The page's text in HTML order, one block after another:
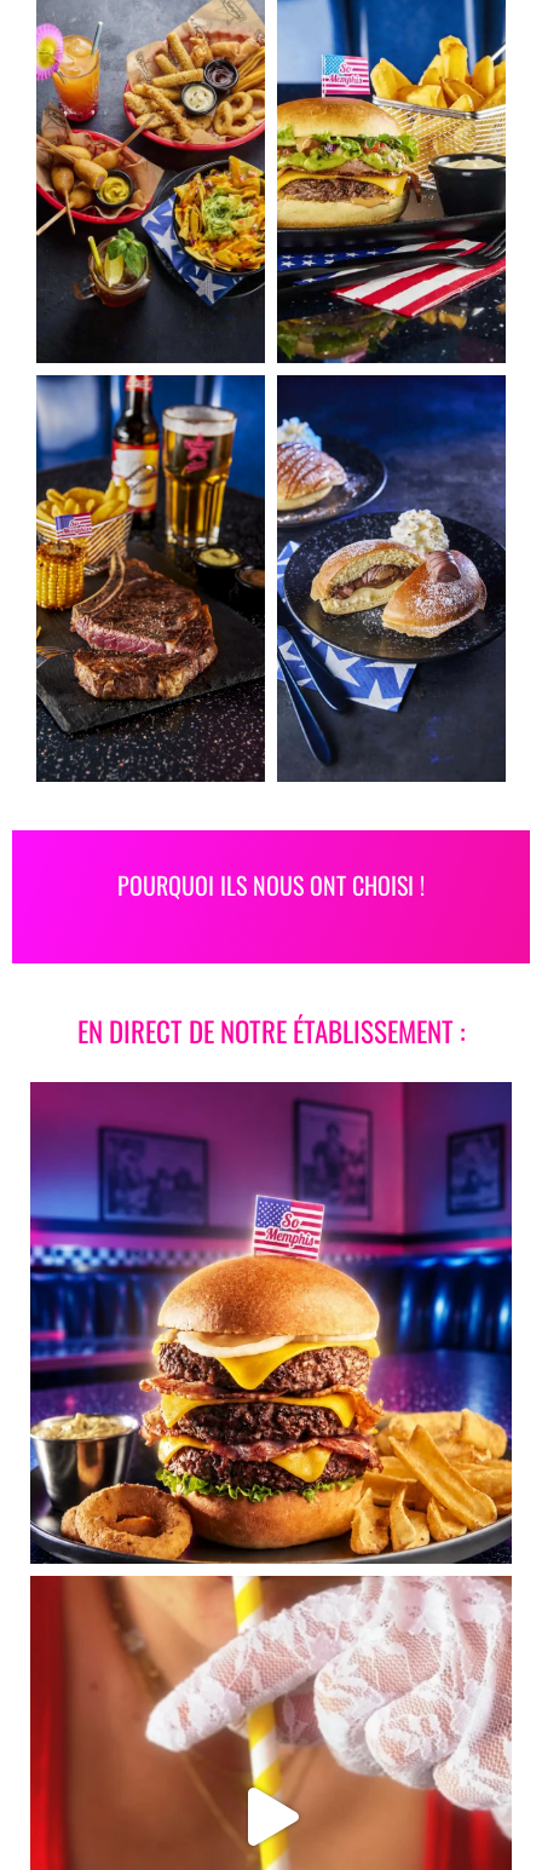
POURQUOI ILS NOUS ONT CHOISI !
EN DIRECT DE NOTRE ÉTABLISSEMENT :